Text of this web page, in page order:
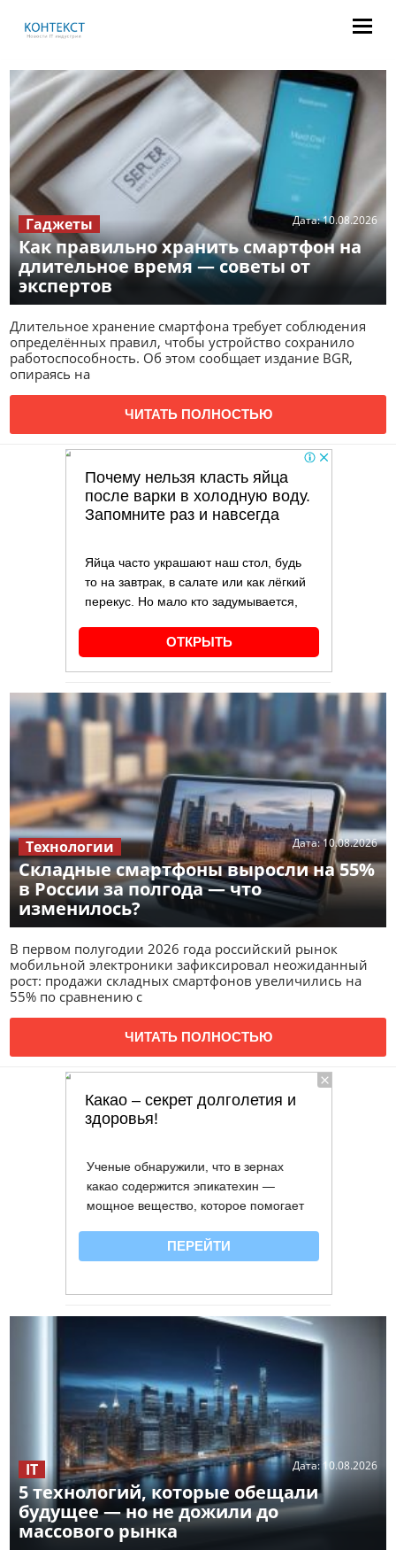
Как правильно хранить смартфон на
длительное время — советы от
экспертов
Дата:10.08.2026
Гаджеты
Длительное хранение смартфона требует соблюдения
определённых правил, чтобы устройство сохранило
работоспособность. Об этом сообщает издание BGR,
опираясь на
ЧИТАТЬ ПОЛНОСТЬЮ
Складные смартфоны выросли на 55%
в России за полгода — что
изменилось?
Дата:10.08.2026
Технологии
В первом полугодии 2026 года российский рынок
мобильной электроники зафиксировал неожиданный
рост: продажи складных смартфонов увеличились на
55% по сравнению с
ЧИТАТЬ ПОЛНОСТЬЮ
5 технологий, которые обещали
будущее — но не дожили до
массового рынка
Дата:10.08.2026
IT